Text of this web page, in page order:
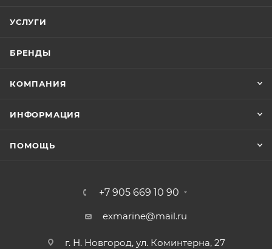
УСЛУГИ
БРЕНДЫ
КОМПАНИЯ
ИНФОРМАЦИЯ
ПОМОЩЬ
+7 905 669 10 90
exmarine@mail.ru
г. Н. Новгород, ул. Коминтерна, 27